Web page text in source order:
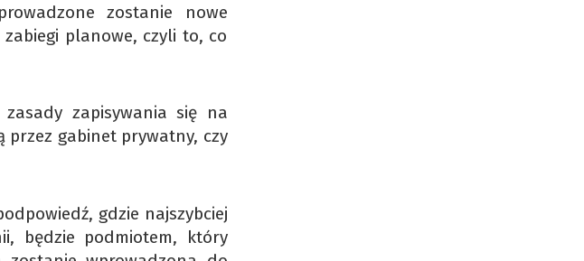
zostanie nowe
planowe, czyli to, co
zapisywania się na
przez gabinet prywatny, czy
gdzie najszybciej
będzie podmiotem, który